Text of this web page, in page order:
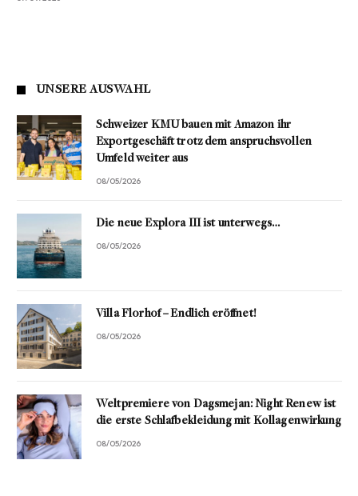
UNSERE AUSWAHL
Schweizer KMU bauen mit Amazon ihr
Exportgeschäft trotz dem anspruchsvollen
Umfeld weiter aus
08/05/2026
Die neue Explora III ist unterwegs…
08/05/2026
Villa Florhof – Endlich eröffnet!
08/05/2026
Weltpremiere von Dagsmejan: Night Renew ist
die erste Schlafbekleidung mit Kollagenwirkung
08/05/2026